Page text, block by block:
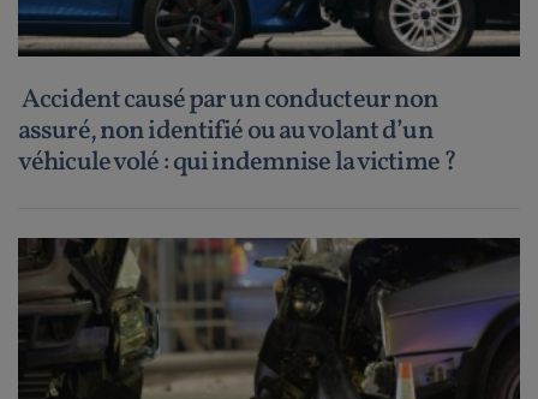
Accident causé par un conducteur non
assuré, non identifié ou au volant d’un
véhicule volé : qui indemnise la victime ?